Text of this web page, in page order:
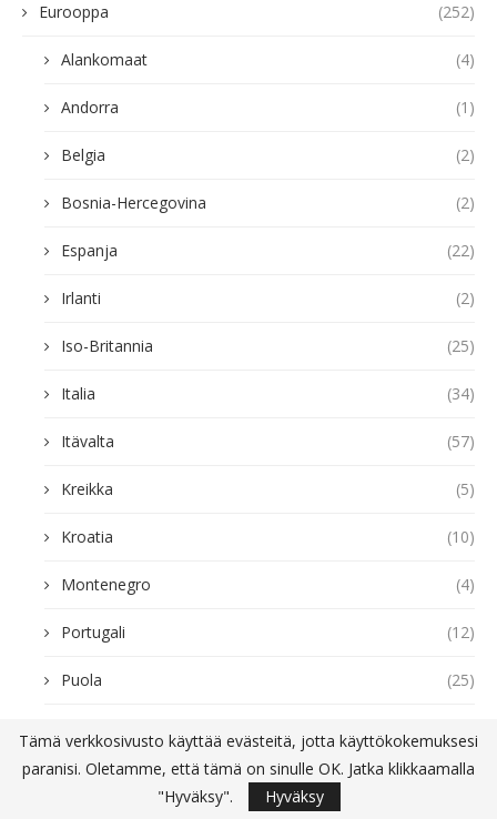
Eurooppa (252)
Alankomaat (4)
Andorra (1)
Belgia (2)
Bosnia-Hercegovina (2)
Espanja (22)
Irlanti (2)
Iso-Britannia (25)
Italia (34)
Itävalta (57)
Kreikka (5)
Kroatia (10)
Montenegro (4)
Portugali (12)
Puola (25)
Saksa (19)
Tämä verkkosivusto käyttää evästeitä, jotta käyttökokemuksesi
paranisi. Oletamme, että tämä on sinulle OK. Jatka klikkaamalla
"Hyväksy".
Hyväksy